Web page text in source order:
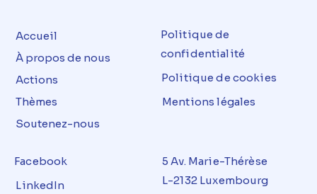
Accueil
À propos de nous
Actions
Thèmes
Soutenez-nous
Politique de
confidentialité
Politique de cookies
Mentions légales
Facebook
LinkedIn
5 Av. Marie-Thérèse
L-2132 Luxembourg